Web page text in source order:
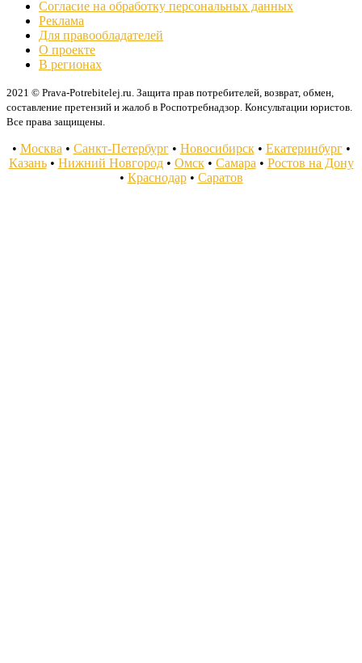
Согласие на обработку персональных данных
Реклама
Для правообладателей
О проекте
В регионах
2021 © Prava-Potrebitelej.ru. Защита прав потребителей, возврат, обмен,
составление претензий и жалоб в Роспотребнадзор. Консультации юристов.
Все права защищены.
• Москва • Санкт-Петербург• Новосибирск• Екатеринбург•
Казань• Нижний Новгород• Омск• Самара • Ростов на Дону
• Краснодар• Саратов